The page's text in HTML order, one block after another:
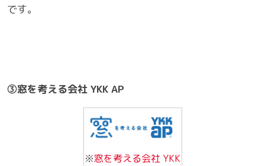
です。
③窓を考える会社 YKK AP
※窓を考える会社 YKK